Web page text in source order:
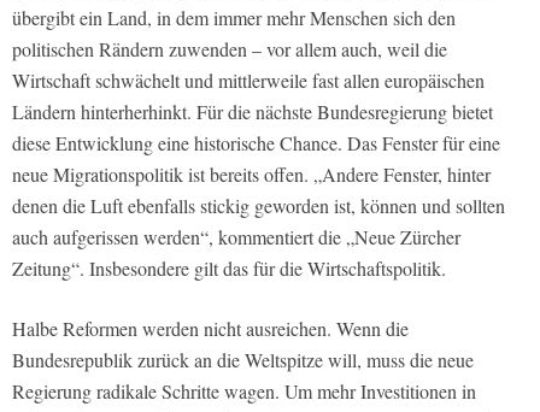
übergibt ein Land, in dem immer mehr Menschen sich den
politischen Rändern zuwenden – vor allem auch, weil die
Wirtschaft schwächelt und mittlerweile fast allen europäischen
Ländern hinterherhinkt. Für die nächste Bundesregierung bietet
diese Entwicklung eine historische Chance. Das Fenster für eine
neue Migrationspolitik ist bereits offen. „Andere Fenster, hinter
denen die Luft ebenfalls stickig geworden ist, können und sollten
auch aufgerissen werden“, kommentiert die „Neue Zürcher
Zeitung“. Insbesondere gilt das für die Wirtschaftspolitik.
Halbe Reformen werden nicht ausreichen. Wenn die
Bundesrepublik zurück an die Weltspitze will, muss die neue
Regierung radikale Schritte wagen. Um mehr Investitionen in